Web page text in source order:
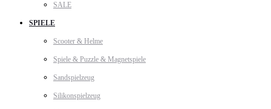
SALE
SPIELE
Scooter & Helme
Spiele & Puzzle & Magnetspiele
Sandspielzeug
Silikonspielzeug